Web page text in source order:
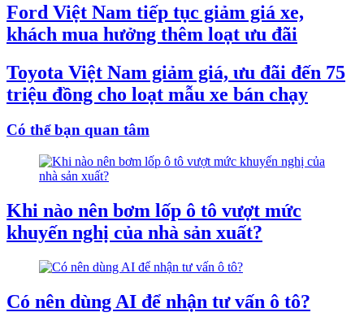
Ford Việt Nam tiếp tục giảm giá xe,
khách mua hưởng thêm loạt ưu đãi
Toyota Việt Nam giảm giá, ưu đãi đến 75
triệu đồng cho loạt mẫu xe bán chạy
Có thể bạn quan tâm
Khi nào nên bơm lốp ô tô vượt mức
khuyến nghị của nhà sản xuất?
Có nên dùng AI để nhận tư vấn ô tô?